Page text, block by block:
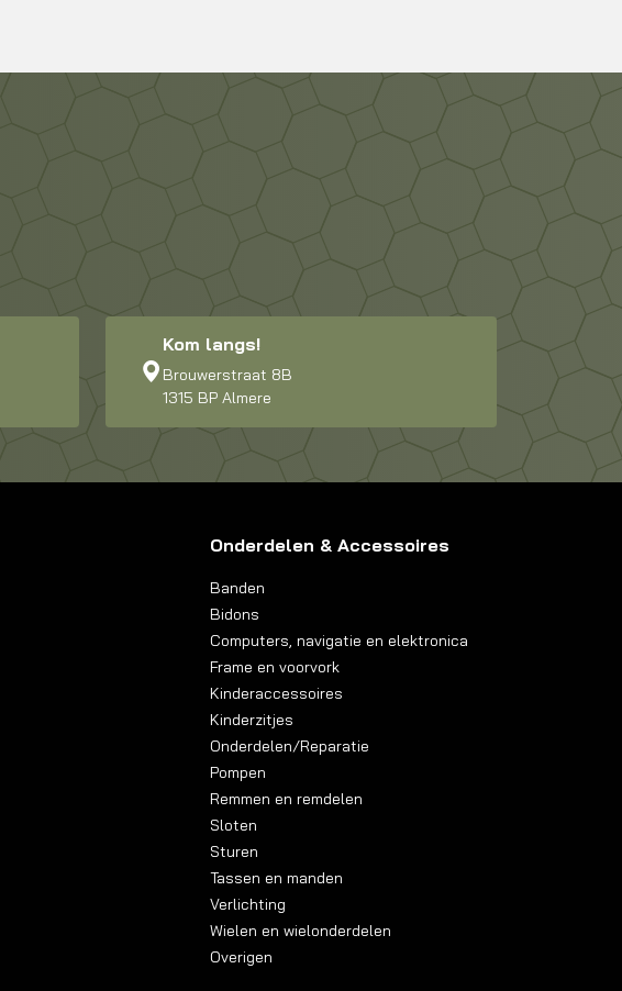
Kom langs!
Brouwerstraat 8B
1315 BP Almere
Onderdelen & Accessoires
Banden
Bidons
Computers, navigatie en elektronica
Frame en voorvork
Kinderaccessoires
Kinderzitjes
Onderdelen/Reparatie
Pompen
Remmen en remdelen
Sloten
Sturen
Tassen en manden
Verlichting
Wielen en wielonderdelen
Overigen